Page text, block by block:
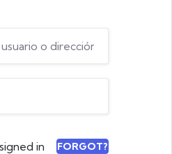
in FORGOT?